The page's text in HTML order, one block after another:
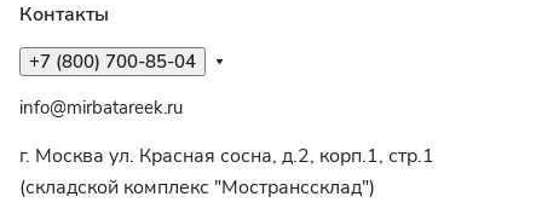
Контакты
+7 (800) 700-85-04
info@mirbatareek.ru
г. Москва ул. Красная сосна, д.2, корп.1, стр.1
(складской комплекс "Мостранссклад")